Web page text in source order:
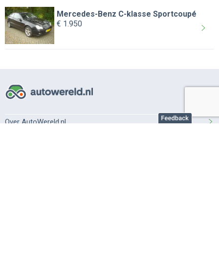
Mercedes-Benz C-klasse Sportcoupé
€ 1.950
Over AutoWereld.nl